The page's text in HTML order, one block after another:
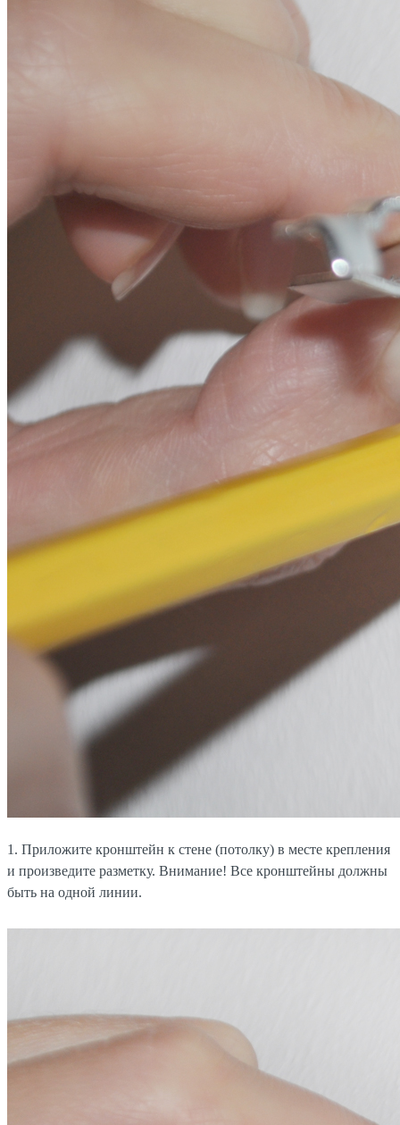
1. Приложите кронштейн к стене (потолку) в месте крепления
и произведите разметку. Внимание! Все кронштейны должны
быть на одной линии.